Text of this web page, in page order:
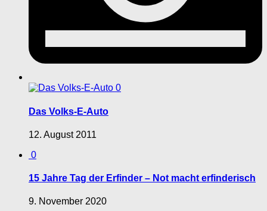
0
Das Volks-E-Auto
12. August 2011
0
15 Jahre Tag der Erfinder – Not macht erfinderisch
9. November 2020